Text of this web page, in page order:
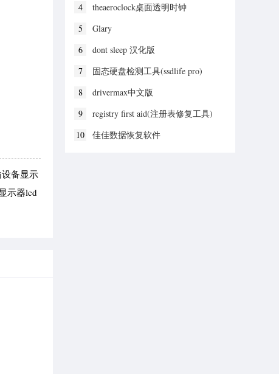
备显示
示器lcd
4
theaeroclock桌面透明时钟
5
Glary
6
dont sleep 汉化版
7
固态硬盘检测工具(ssdlife pro)
8
drivermax中文版
9
registry first aid(注册表修复工具)
10
佳佳数据恢复软件